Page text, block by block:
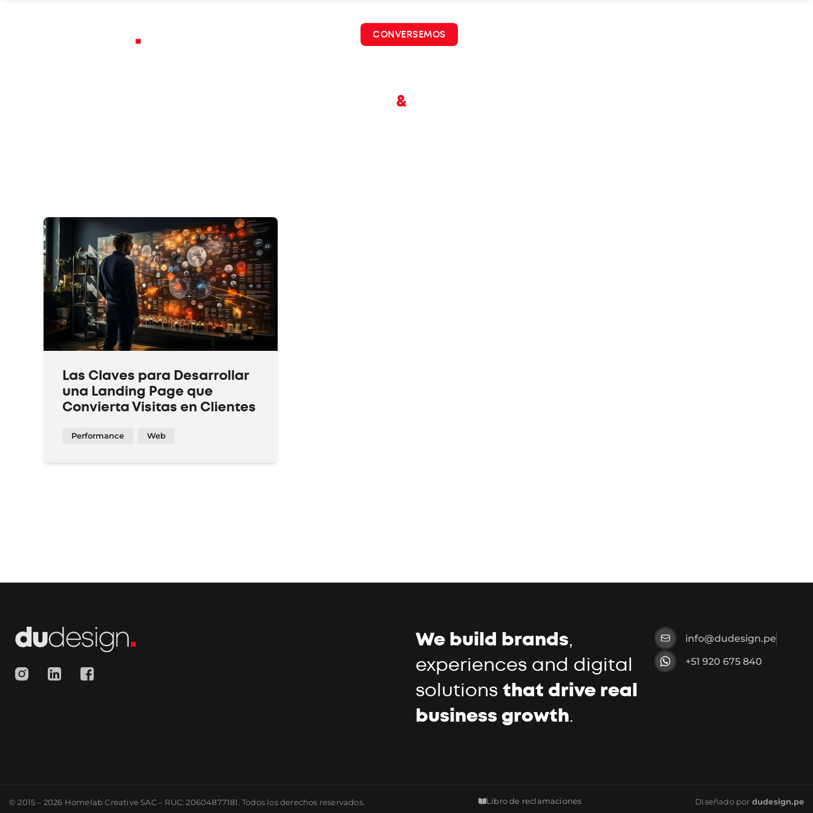
CONVERSEMOS
&Tips 👌🏻
Las Claves para Desarrollar
una Landing Page que
Convierta Visitas en Clientes
Performance Web
We build brands,
experiences and digital
solutions that drive real
business growth.
info@dudesign.pe
+51 920 675 840
© 2015 – 2026 Homelab Creative SAC – RUC: 20604877181. Todos los derechos reservados. Libro de reclamaciones Diseñado por dudesign.pe